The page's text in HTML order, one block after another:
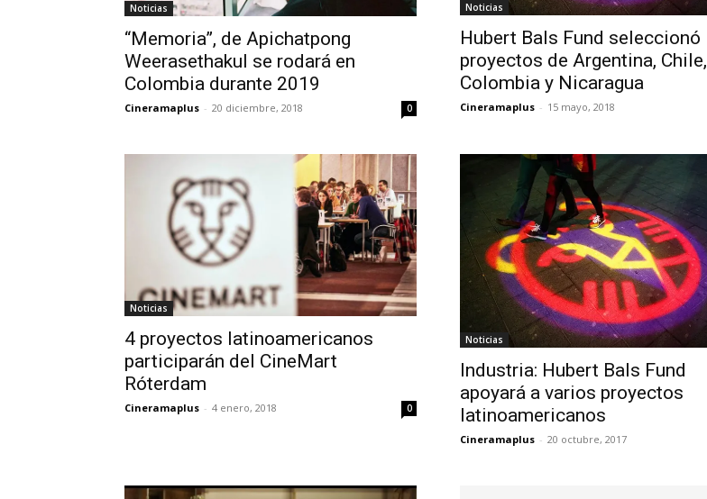
Noticias
“Memoria”, de Apichatpong
Weerasethakul se rodará en
Colombia durante 2019
Cineramaplus - 20 diciembre, 2018 0
Noticias
Hubert Bals Fund seleccionó
proyectos de Argentina, Chile,
Colombia y Nicaragua
Cineramaplus - 15 mayo, 2018
Noticias
4 proyectos latinoamericanos
participarán del CineMart
Róterdam
Cineramaplus - 4 enero, 2018 0
Noticias
Industria: Hubert Bals Fund
apoyará a varios proyectos
latinoamericanos
Cineramaplus - 20 octubre, 2017